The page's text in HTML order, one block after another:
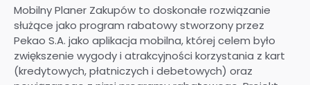
Mobilny Planer Zakupów to doskonałe rozwiązanie
służące jako program rabatowy stworzony przez
Pekao S.A. jako aplikacja mobilna, której celem było
zwiększenie wygody i atrakcyjności korzystania z kart
(kredytowych, płatniczych i debetowych) oraz